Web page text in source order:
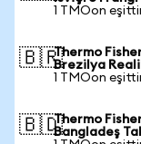
1 TMOon
🇧🇷Thermo
Brezilya
1 TMOon
🇧🇩Thermo
Bangladeş